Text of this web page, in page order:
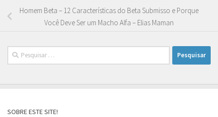
Homem Beta – 12 Características do Beta Submisso e Porque
Você Deve Ser um Macho Alfa – Elias Maman
Pesquisar
por:
SOBRE ESTE SITE!